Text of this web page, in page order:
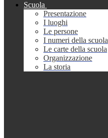
Scuola
Presentazione
I luoghi
Le persone
I numeri della scuola
Le carte della scuola
Organizzazione
La storia